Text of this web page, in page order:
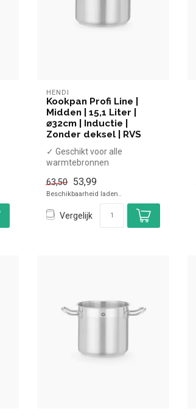
HENDI
Kookpan Profi Line |
Midden | 15,1 Liter |
⌀32cm | Inductie |
Zonder deksel | RVS
✓ Geschikt voor alle
warmtebronnen
handgrepen
x Zonder dekse...
63,50 53,99
Beschikbaarheid laden..
Vergelijk